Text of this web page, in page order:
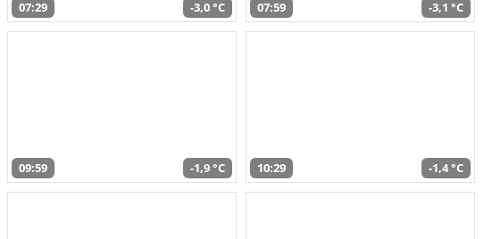
07:29 -3,0 °C 07:59 -3,1 °C
09:59 -1,9 °C 10:29 -1,4 °C